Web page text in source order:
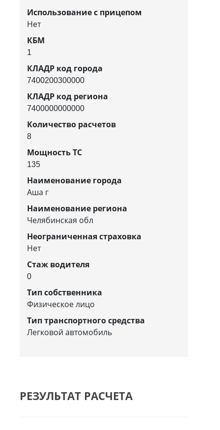
Использование с прицепом
Нет
КБМ
1
КЛАДР код города
7400200300000
КЛАДР код региона
7400000000000
Количество расчетов
8
Мощность ТС
135
Наименование города
Аша г
Наименование региона
Челябинская обл
Неограниченная страховка
Нет
Стаж водителя
0
Тип собственника
Физическое лицо
Тип транспортного средства
Легковой автомобиль
РЕЗУЛЬТАТ РАСЧЕТА